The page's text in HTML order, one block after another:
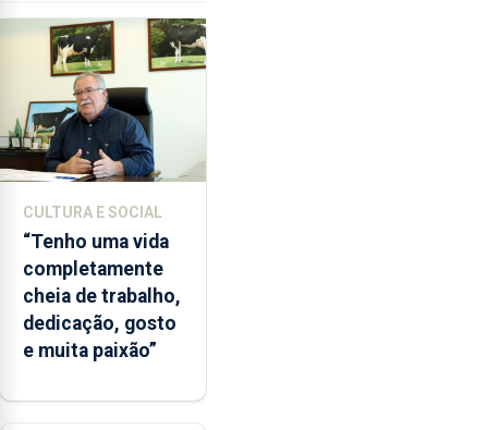
pela
terceira
vez
desde
o
início
da
época
balnear
CULTURA E SOCIAL
“Tenho uma vida
completamente
cheia de trabalho,
dedicação, gosto
e muita paixão”